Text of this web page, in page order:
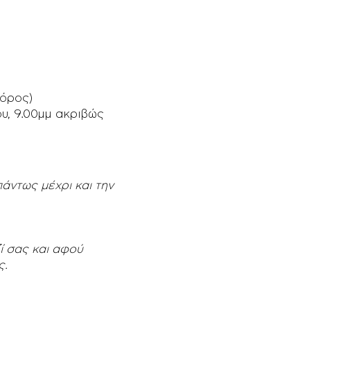
9.00μμ ακριβώς
μέχρι και την
σας και αφού